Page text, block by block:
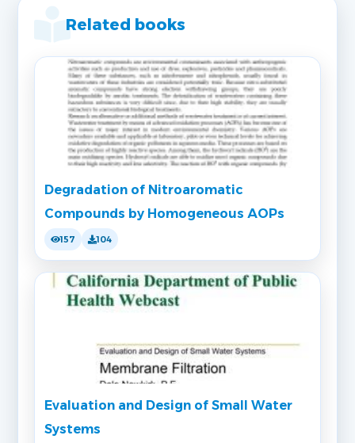
Related books
Degradation of Nitroaromatic
Compounds by Homogeneous AOPs
157 104
Evaluation and Design of Small Water
Systems